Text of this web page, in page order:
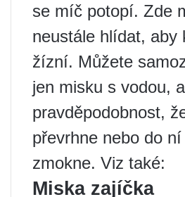
se míč potopí. Zde
neustále hlídat, aby
žízní. Můžete
jen misku s vodou,
pravděpodobnost,
převrhne nebo do
zmokne. Viz také:
Miska zajíčka